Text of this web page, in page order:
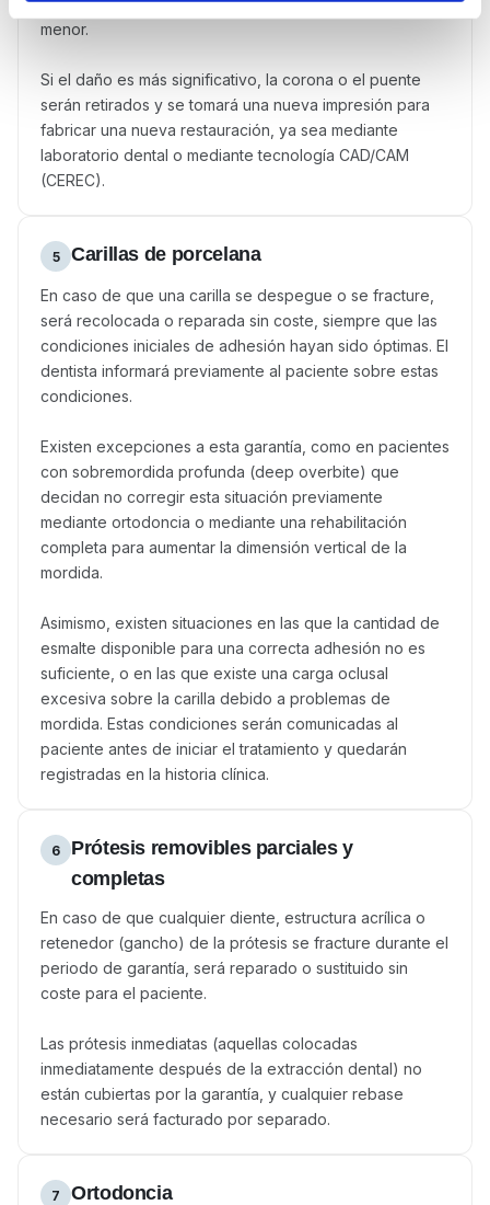
reparación mediante resina compuesta si el daño es
menor.
Si el daño es más significativo, la corona o el puente
serán retirados y se tomará una nueva impresión para
fabricar una nueva restauración, ya sea mediante
laboratorio dental o mediante tecnología CAD/CAM
(CEREC).
5 Carillas de porcelana
En caso de que una carilla se despegue o se fracture,
será recolocada o reparada sin coste, siempre que las
condiciones iniciales de adhesión hayan sido óptimas. El
dentista informará previamente al paciente sobre estas
condiciones.
Existen excepciones a esta garantía, como en pacientes
con sobremordida profunda (deep overbite) que
decidan no corregir esta situación previamente
mediante ortodoncia o mediante una rehabilitación
completa para aumentar la dimensión vertical de la
mordida.
Asimismo, existen situaciones en las que la cantidad de
esmalte disponible para una correcta adhesión no es
suficiente, o en las que existe una carga oclusal
excesiva sobre la carilla debido a problemas de
mordida. Estas condiciones serán comunicadas al
paciente antes de iniciar el tratamiento y quedarán
registradas en la historia clínica.
6
Prótesis removibles parciales y
completas
En caso de que cualquier diente, estructura acrílica o
retenedor (gancho) de la prótesis se fracture durante el
periodo de garantía, será reparado o sustituido sin
coste para el paciente.
Las prótesis inmediatas (aquellas colocadas
inmediatamente después de la extracción dental) no
están cubiertas por la garantía, y cualquier rebase
necesario será facturado por separado.
7 Ortodoncia